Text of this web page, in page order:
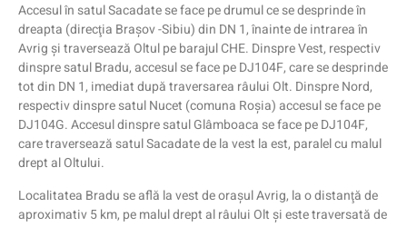
Accesul în satul Sacadate se face pe drumul ce se desprinde în
dreapta (direcţia Braşov -Sibiu) din DN 1, înainte de intrarea în
Avrig şi traversează Oltul pe barajul CHE. Dinspre Vest, respectiv
dinspre satul Bradu, accesul se face pe DJ104F, care se desprinde
tot din DN 1, imediat după traversarea râului Olt. Dinspre Nord,
respectiv dinspre satul Nucet (comuna Roşia) accesul se face pe
DJ104G. Accesul dinspre satul Glâmboaca se face pe DJ104F,
care traversează satul Sacadate de la vest la est, paralel cu malul
drept al Oltului.
Localitatea Bradu se află la vest de oraşul Avrig, la o distanţă de
aproximativ 5 km, pe malul drept al râului Olt şi este traversată de